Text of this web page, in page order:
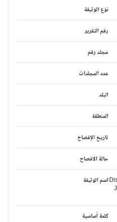
نوع الوثيقة
رقم التقرير
مجلد رقم
عدد المجلدات
البلد
المنطقة
تاريخ الإفصاح
حالة الافصاح
اسم الوثيقة
كلمة أساسية